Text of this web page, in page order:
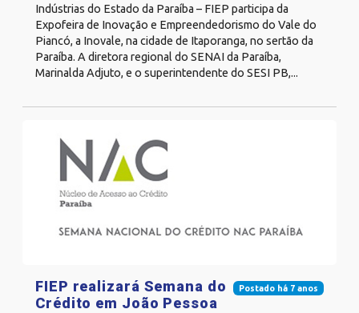
Indústrias do Estado da Paraíba – FIEP participa da
Expofeira de Inovação e Empreendedorismo do Vale do
Piancó, a Inovale, na cidade de Itaporanga, no sertão da
Paraíba. A diretora regional do SENAI da Paraíba,
Marinalda Adjuto, e o superintendente do SESI PB,...
Postado há 7 anos
FIEP realizará Semana do
Crédito em João Pessoa